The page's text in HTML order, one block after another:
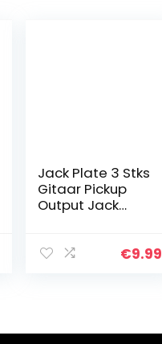
Jack Plate 3 Stks
Gitaar Pickup
Output Jack
Plaat voor
€9.99